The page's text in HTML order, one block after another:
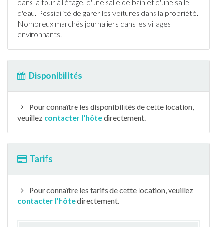
dans la tour à l'étage, d'une salle de bain et d'une salle
d'eau. Possibilité de garer les voitures dans la propriété.
Nombreux marchés journaliers dans les villages
environnants.
Disponibilités
Pour connaître les disponibilités de cette location,
veuillez contacter l'hôtedirectement.
Tarifs
Pour connaître les tarifs de cette location, veuillez
contacter l'hôtedirectement.